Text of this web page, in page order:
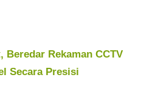
Beredar Rekaman CCTV
Secara Presisi